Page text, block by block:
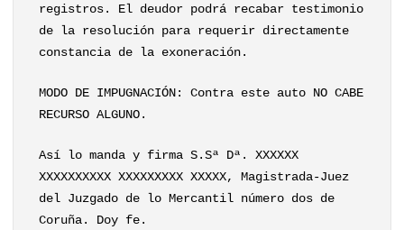
registros. El deudor podrá recabar testimonio
de la resolución para requerir directamente
constancia de la exoneración.
MODO DE IMPUGNACIÓN: Contra este auto NO CABE
RECURSO ALGUNO.
Así lo manda y firma S.Sª Dª. XXXXXX
XXXXXXXXXX XXXXXXXXX XXXXX, Magistrada-Juez
del Juzgado de lo Mercantil número dos de
Coruña. Doy fe.